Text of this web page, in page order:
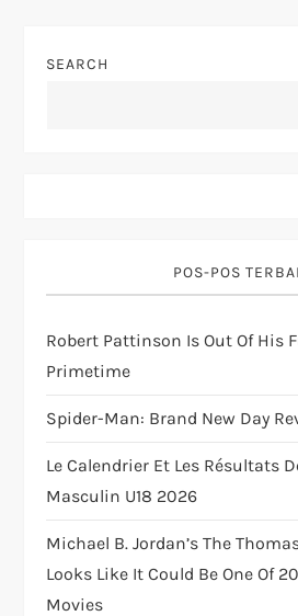
a
a
t
i
o
n
SEARCH
POS-POS
Robert Pattinson Is Out Of His
Primetime
Spider-Man: Brand New Day
Le Calendrier Et Les Résultats
Masculin U18 2026
Michael B. Jordan’s The
Looks Like It Could Be One Of
Movies